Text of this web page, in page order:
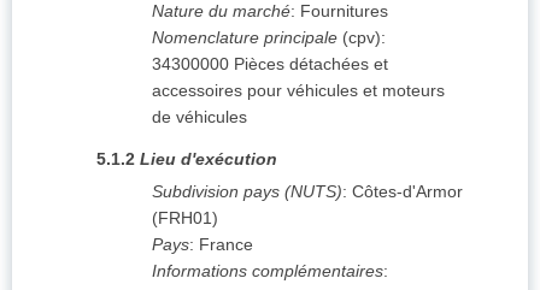
Nature du marché: Fournitures
Nomenclature principale (cpv):
34300000 Pièces détachées et
accessoires pour véhicules et moteurs
de véhicules
5.1.2 Lieu d'exécution
Subdivision pays (NUTS): Côtes-d'Armor
(FRH01)
Pays: France
Informations complémentaires: